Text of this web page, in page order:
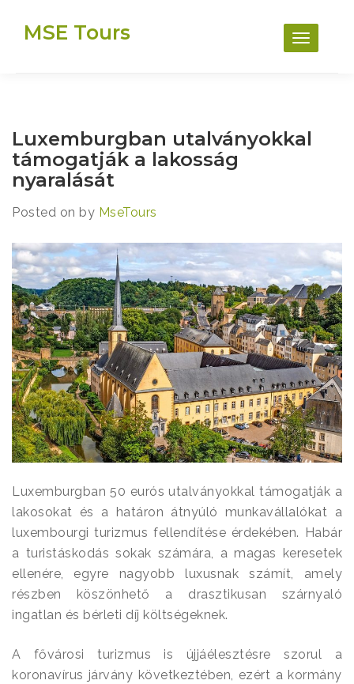
MSE Tours
Luxemburgban utalványokkal
támogatják a lakosság
nyaralását
Posted on by MseTours
Luxemburgban 50 eurós utalványokkal támogatják a
lakosokat és a határon átnyúló munkavállalókat a
luxembourgi turizmus fellendítése érdekében. Habár
a turistáskodás sokak számára, a magas keresetek
ellenére, egyre nagyobb luxusnak számít, amely
részben köszönhető a drasztikusan szárnyaló
ingatlan és bérleti díj költségeknek.
A fővárosi turizmus is újjáélesztésre szorul a
koronavírus járvány következtében, ezért a kormány